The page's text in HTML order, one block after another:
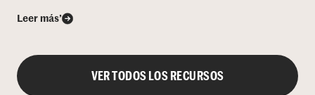
Leer más’
VER TODOS LOS RECURSOS